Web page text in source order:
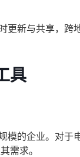
更新与共享，
具
模的企业。对
需求。